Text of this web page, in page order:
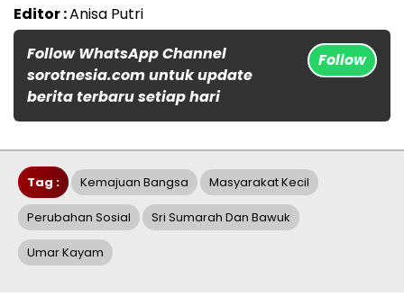
Editor :Anisa Putri
Follow WhatsApp Channel
sorotnesia.com untuk update
berita terbaru setiap hari
Follow
Tag : Kemajuan Bangsa Masyarakat Kecil
Perubahan Sosial Sri Sumarah Dan Bawuk
Umar Kayam